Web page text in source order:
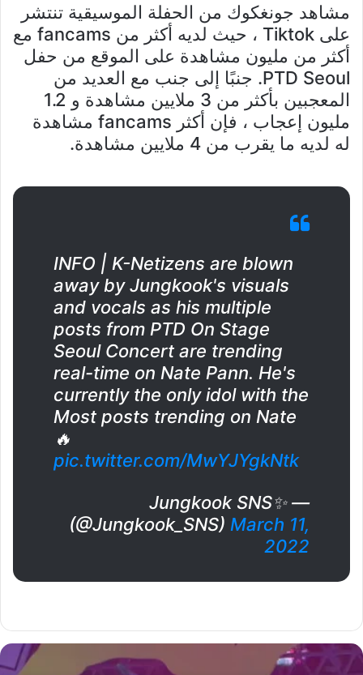
مشاهد جونغكوك من الحفلة الموسيقية تنتشر
على Tiktok ، حيث لديه أكثر من fancams مع
أكثر من مليون مشاهدة على الموقع من حفل
PTD Seoul. جنبًا إلى جنب مع العديد من
المعجبين بأكثر من 3 ملايين مشاهدة و 1.2
مليون إعجاب ، فإن أكثر fancams مشاهدة
له لديه ما يقرب من 4 ملايين مشاهدة.
INFO | K-Netizens are blown
away by Jungkook's visuals
and vocals as his multiple
posts from PTD On Stage
Seoul Concert are trending
real-time on Nate Pann. He's
currently the only idol with the
Most posts trending on Nate
🔥
pic.twitter.com/MwYJYgkNtk
— Jungkook SNS✨️
(@Jungkook_SNS) March 11,
2022